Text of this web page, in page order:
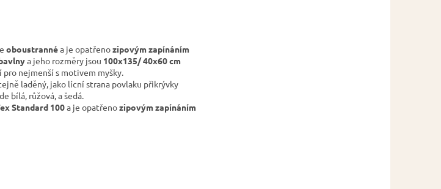
oboustrannéa je opatřenozipovým zapínáním
a jeho rozměry jsou 100x135/ 40x60 cm
nejmenší s motivem myšky.
laděný, jako lícní strana povlaku přikrývky
bílá, růžová, a šedá.
Standard 100a je opatřenozipovým zapínáním